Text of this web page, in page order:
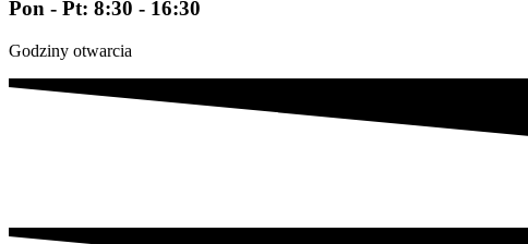
Pon - Pt: 8:30 - 16:30
Godziny otwarcia